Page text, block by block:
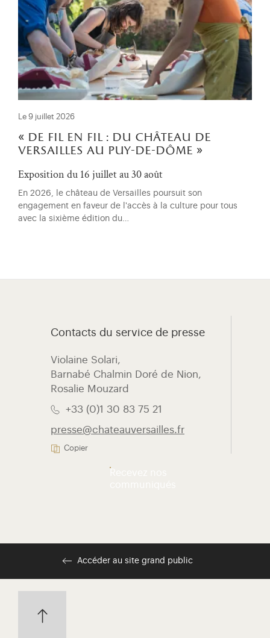
Le 9 juillet 2026
« de fil en fil : du château de
versailles au puy-de-dôme »
Exposition du 16 juillet au 30 août
En 2026, le château de Versailles poursuit son
engagement en faveur de l'accès à la culture pour tous
avec la sixième édition du…
Contacts du service de presse
Violaine Solari, ​
Barnabé Chalmin Doré de Nion,
Rosalie Mouzard
+33 (0)1 30 83 75 21
presse@chateauversailles.fr
Copier
Accéder au site grand public